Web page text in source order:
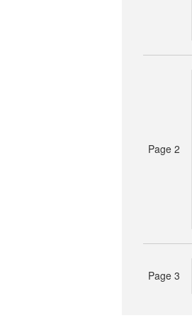
Page 2
Page 3